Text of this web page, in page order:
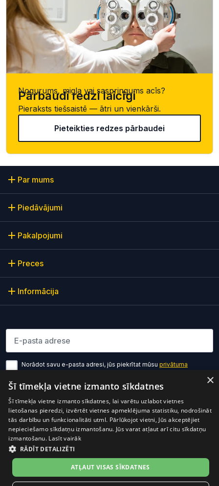
Nogurums, migla vai saspringums acīs?
Pārbaudi redzi laicīgi
Pieraksts tiešsaistē — ātri un vienkārši.
Pieteikties redzes pārbaudei
Par mums
Piedāvājumi
Pakalpojumi
Preces
Informācija
Lūdzu ievadiet e-pasta adresi
Norādot savu e-pasta adresi, jūs piekrītat mūsu privātuma
Preces cenā ir iekļauts PVN
© 2026 OptiO. Visas tiesības aizsargātas.
facebook
×
Šī tīmekļa vietne izmanto sīkdatnes
Šī tīmekļa vietne izmanto sīkdatnes, lai varētu uzlabot vietnes
lietošanas pieredzi, izvērtēt vietnes apmeklējuma statistiku, nodrošināt
tās darbību un funkcionalitāti utml. Pārlūkojot vietni, Jūs akceptējiet
nepieciešamo sīkdatņu izmantošanu. Jūs varat atļaut arī citu sīkdatņu
izmantošanu. Lasīt vairāk
RĀDĪT DETALIZĒTI
ATĻAUT VISAS SĪKDATNES